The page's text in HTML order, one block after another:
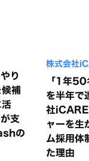
り
補
支
の
株式会社
「1年50
を半年で
社iCARE
ャーを生
ム採用体
た理由